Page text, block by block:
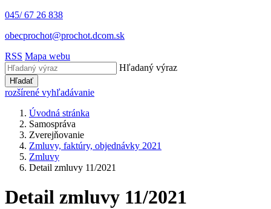
045/ 67 26 838
obecprochot@prochot.dcom.sk
RSS Mapa webu
Hľadaný výraz
Hľadať
rozšírené vyhľadávanie
Úvodná stránka
Samospráva
Zverejňovanie
Zmluvy, faktúry, objednávky 2021
Zmluvy
Detail zmluvy 11/2021
Detail zmluvy 11/2021